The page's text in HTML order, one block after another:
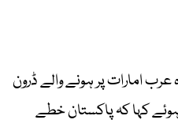
امارات پر ہونے والے ڈرون
کہا کہ پاکستان خطے